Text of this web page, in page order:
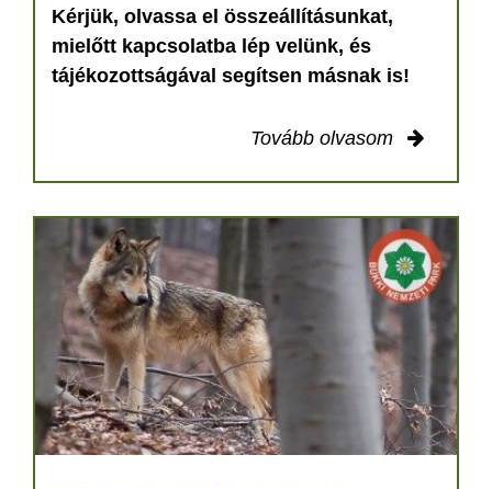
Kérjük, olvassa el összeállításunkat,
mielőtt kapcsolatba lép velünk, és
tájékozottságával segítsen másnak is!
Tovább olvasom